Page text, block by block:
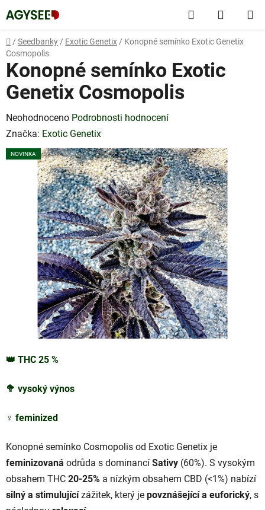
na
obsah
Hledat
KOŠÍK
Domů
/ Seedbanky / Exotic Genetix / Konopné semínko Exotic Genetix
Cosmopolis
👑 THC 25 %
🥦 vysoký výnos
♀️ feminized
Konopné semínko Cosmopolis od Exotic Genetix je
feminizovaná odrůda s dominancí Sativy (60%). S vysokým
obsahem THC 20-25% a nízkým obsahem CBD (<1%) nabízí
silný a stimulujícízážitek, který je povznášející a euforický, s
Konopné semínko Exotic
Genetix Cosmopolis
Průměrné
hodnocení
produktu
hvězdiček.
Neohodnoceno Podrobnosti hodnocení
Značka: Exotic Genetix
NOVINKA